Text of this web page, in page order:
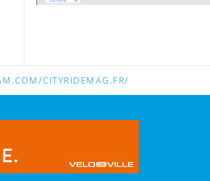
CITYRIDEMAG.FR/